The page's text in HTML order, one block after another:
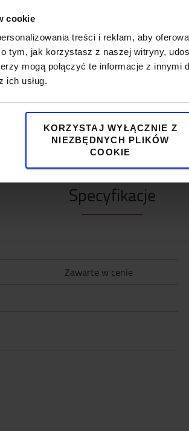
cookie
treści i reklam, aby
tym, jak korzystasz z naszej witryny,
mogą połączyć te informacje z innymi
ich usług.
KORZYSTAJ WYŁĄCZNIE Z
NIEZBĘDNYCH PLIKÓW
COOKIE
exchange, this
configurations
Specyfikacje
Zawarte w cenie